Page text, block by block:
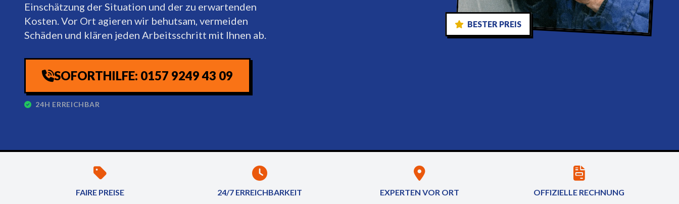
Einschätzung der Situation und der zu erwartenden
Kosten. Vor Ort agieren wir behutsam, vermeiden
Schäden und klären jeden Arbeitsschritt mit Ihnen ab.
SOFORTHILFE: 0157 9249 43 09
24H ERREICHBAR
BESTER PREIS
FAIRE PREISE 24/7 ERREICHBARKEIT EXPERTEN VOR ORT OFFIZIELLE RECHNUNG